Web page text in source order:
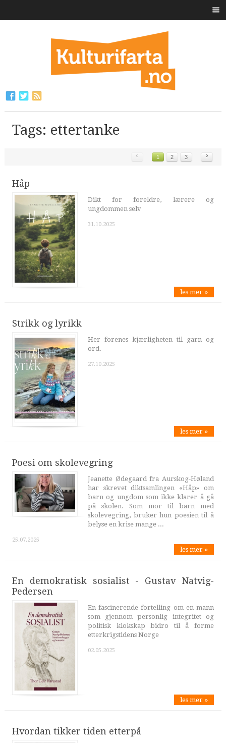
Tags: ettertanke
‹ 1 2 3 ›
Håp
Dikt for foreldre, lærere og
ungdommen selv
31.10.2025
les mer »
Strikk og lyrikk
Her forenes kjærligheten til garn og
ord.
27.10.2025
les mer »
Poesi om skolevegring
Jeanette Ødegaard fra Aurskog-Høland
har skrevet diktsamlingen «Håp» om
barn og ungdom som ikke klarer å gå
på skolen. Som mor til barn med
skolevegring, bruker hun poesien til å
belyse en krise mange ...
25.07.2025
les mer »
En demokratisk sosialist - Gustav Natvig-
Pedersen
En fascinerende fortelling om en mann
som gjennom personlig integritet og
politisk klokskap bidro til å forme
etterkrigstidens Norge
02.05.2025
les mer »
Hvordan tikker tiden etterpå